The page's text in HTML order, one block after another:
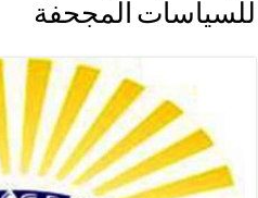
للسياسات المجحفة